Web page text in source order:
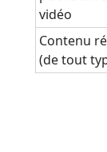
vidéo
Contenu
(de tout